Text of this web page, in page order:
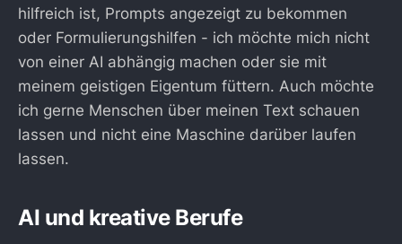
hilfreich ist, Prompts angezeigt zu bekommen
oder Formulierungshilfen - ich möchte mich nicht
von einer AI abhängig machen oder sie mit
meinem geistigen Eigentum füttern. Auch möchte
ich gerne Menschen über meinen Text schauen
lassen und nicht eine Maschine darüber laufen
lassen.
AI und kreative Berufe